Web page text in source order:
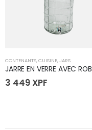
CONTENANTS, CUISINE, JARS
3 449 XPF